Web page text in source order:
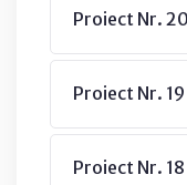
Proiect Nr.
Proiect Nr.
Proiect Nr.